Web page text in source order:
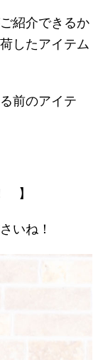
紹介できるか
したアイテム
前のアイテ
】
いね！